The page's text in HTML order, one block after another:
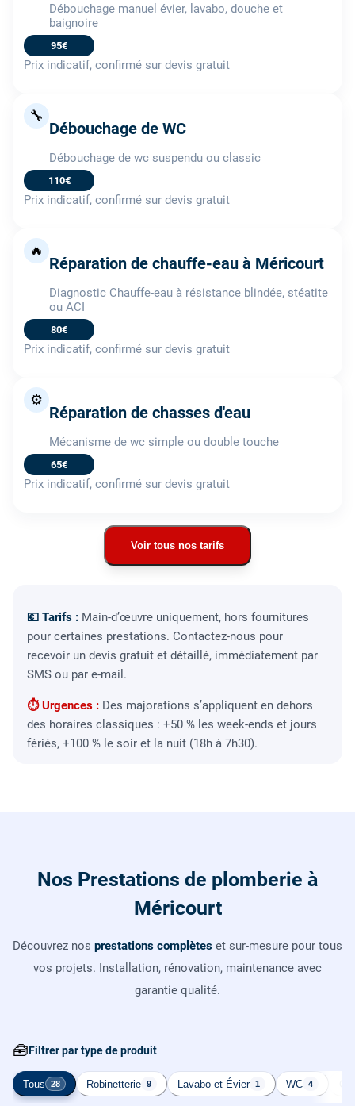
Débouchage manuel évier, lavabo, douche et
baignoire
95€
Prix indicatif, confirmé sur devis gratuit
🔧
Débouchage de WC
Débouchage de wc suspendu ou classic
110€
Prix indicatif, confirmé sur devis gratuit
🔥
Réparation de chauffe-eau à Méricourt
Diagnostic Chauffe-eau à résistance blindée, stéatite
ou ACI
80€
Prix indicatif, confirmé sur devis gratuit
⚙️
Réparation de chasses d'eau
Mécanisme de wc simple ou double touche
65€
Prix indicatif, confirmé sur devis gratuit
Voir tous nos tarifs
💶 Tarifs : Main-d’œuvre uniquement, hors fournitures
pour certaines prestations. Contactez-nous pour
recevoir un devis gratuit et détaillé, immédiatement par
SMS ou par e-mail.
⏱ Urgences : Des majorations s’appliquent en dehors
des horaires classiques : +50 % les week-ends et jours
fériés, +100 % le soir et la nuit (18h à 7h30).
Nos Prestations de plomberie à
Méricourt
Découvrez nos prestations complètes et sur-mesure pour tous
vos projets. Installation, rénovation, maintenance avec
garantie qualité.
🧰Filtrer par type de produit
Tous 28 Robinetterie 9 Lavabo et Évier 1 WC 4